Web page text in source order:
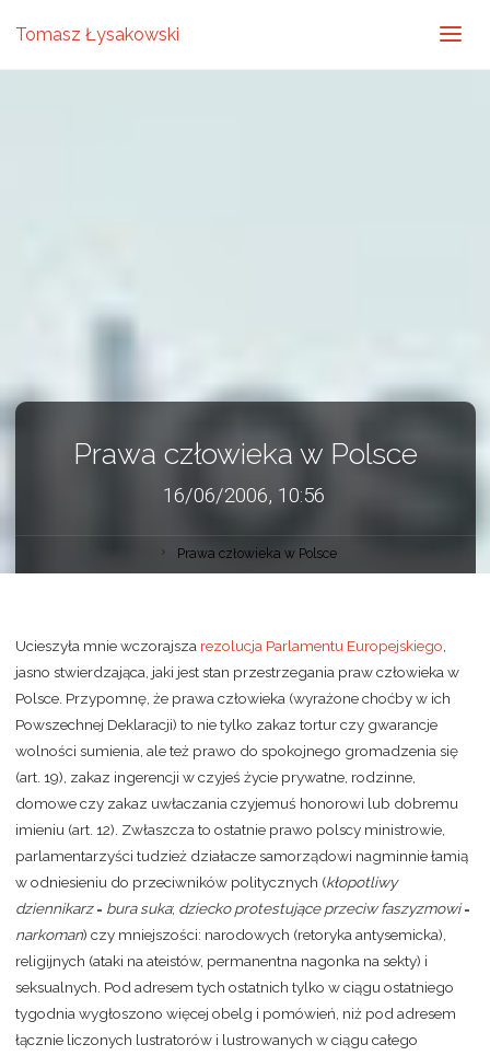
Tomasz Łysakowski
Prawa człowieka w Polsce
16/06/2006, 10:56
Prawa człowieka w Polsce
Ucieszyła mnie wczorajsza rezolucja Parlamentu Europejskiego
jasno stwierdzająca, jaki jest stan przestrzegania praw człowieka w
Polsce. Przypomnę, że prawa człowieka (wyrażone choćby w ich
Powszechnej Deklaracji) to nie tylko zakaz tortur czy gwarancje
wolności sumienia, ale też prawo do spokojnego gromadzenia się
(art. 19), zakaz ingerencji w czyjeś życie prywatne, rodzinne,
domowe czy zakaz uwłaczania czyjemuś honorowi lub dobremu
imieniu (art. 12). Zwłaszcza to ostatnie prawo polscy ministrowie,
parlamentarzyści tudzież działacze samorządowi nagminnie łamią
w odniesieniu do przeciwników politycznych (kłopotliwy
dziennikarz= bura suka; dziecko protestujące przeciw faszyzmowi=
narkoman) czy mniejszości: narodowych (retoryka antysemicka),
religijnych (ataki na ateistów, permanentna nagonka na sekty) i
seksualnych. Pod adresem tych ostatnich tylko w ciągu ostatniego
tygodnia wygłoszono więcej obelg i pomówień, niż pod adresem
łącznie liczonych lustratorów i lustrowanych w ciągu całego